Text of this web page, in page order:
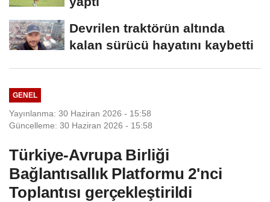
Devrilen traktörün altında
kalan sürücü hayatını kaybetti
GENEL
Yayınlanma: 30 Haziran 2026 - 15:58
Güncelleme: 30 Haziran 2026 - 15:58
Türkiye-Avrupa Birliği
Bağlantısallık Platformu 2'nci
Toplantısı gerçekleştirildi